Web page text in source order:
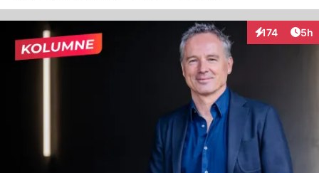
174
Interaktionen
5h